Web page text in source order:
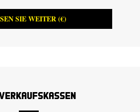
SIE WEITER (€)